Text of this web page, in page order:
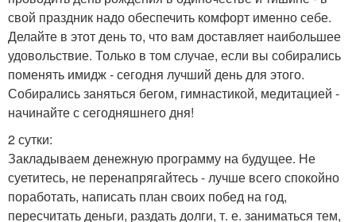
свой праздник надо обеспечить комфорт именно себе.
Делайте в этот день то, что вам доставляет наибольшее
удовольствие. Только в том случае, если вы собирались
поменять имидж - сегодня лучший день для этого.
Собирались заняться бегом, гимнастикой, медитацией -
начинайте с сегодняшнего дня!
2 сутки:
Закладываем денежную программу на будущее. Не
суетитесь, не перенапрягайтесь - лучше всего спокойно
поработать, написать план своих побед на год,
пересчитать деньги, раздать долги, т. е. заниматься тем,